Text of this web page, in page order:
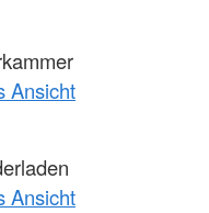
Ansicht
Ansicht